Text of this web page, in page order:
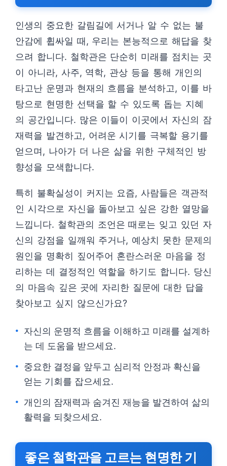
인생의 중요한 갈림길에 서거나 알 수 없는 불
안감에 휩싸일 때, 우리는 본능적으로 해답을 찾
으려 합니다. 철학관은 단순히 미래를 점치는 곳
이 아니라, 사주, 역학, 관상 등을 통해 개인의
타고난 운명과 현재의 흐름을 분석하고, 이를 바
탕으로 현명한 선택을 할 수 있도록 돕는 지혜
의 공간입니다. 많은 이들이 이곳에서 자신의 잠
재력을 발견하고, 어려운 시기를 극복할 용기를
얻으며, 나아가 더 나은 삶을 위한 구체적인 방
향성을 모색합니다.
특히 불확실성이 커지는 요즘, 사람들은 객관적
인 시각으로 자신을 돌아보고 싶은 강한 열망을
느낍니다. 철학관의 조언은 때로는 잊고 있던 자
신의 강점을 일깨워 주거나, 예상치 못한 문제의
원인을 명확히 짚어주어 혼란스러운 마음을 정
리하는 데 결정적인 역할을 하기도 합니다. 당신
의 마음속 깊은 곳에 자리한 질문에 대한 답을
찾아보고 싶지 않으신가요?
자신의 운명적 흐름을 이해하고 미래를 설계하
는 데 도움을 받으세요.
중요한 결정을 앞두고 심리적 안정과 확신을
얻는 기회를 잡으세요.
개인의 잠재력과 숨겨진 재능을 발견하여 삶의
활력을 되찾으세요.
좋은 철학관을 고르는 현명한 기